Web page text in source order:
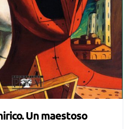
Un maestoso